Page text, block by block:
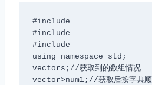
#include
#include
#include
using namespace std;
vectors;//获取到的数组情况
vector>num1;//获取后按字典顺